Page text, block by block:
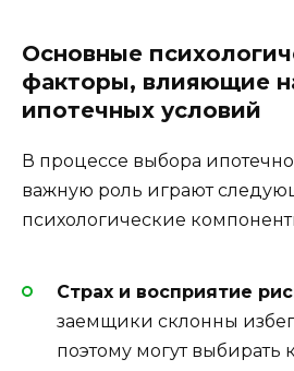
Основные
факторы, влияющие
ипотечных условий
В процессе выбора
важную роль играют
психологические
Страх и восприятие
заемщики склонны
поэтому могут выбирать